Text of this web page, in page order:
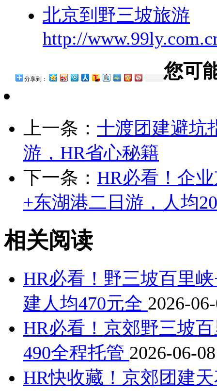
北京到野三坡旅游
http://
分享到： 您可
上一条： 十渡团建避坑
游，HR省心秘籍
下一条： HR必看！企
+东湖港二日游，人均
相关阅读
HR必看！野三坡百里
建人均470元全 2026-
HR必看！京郊野三坡
490全程托管 2026-06-08
HR快收藏！京郊团建